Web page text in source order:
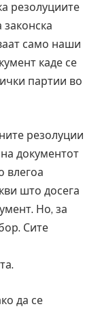
резолуциите
само наши
каде се
партии во
резолуции
документот
влегоа
што досега
Но, за
Сите
да се